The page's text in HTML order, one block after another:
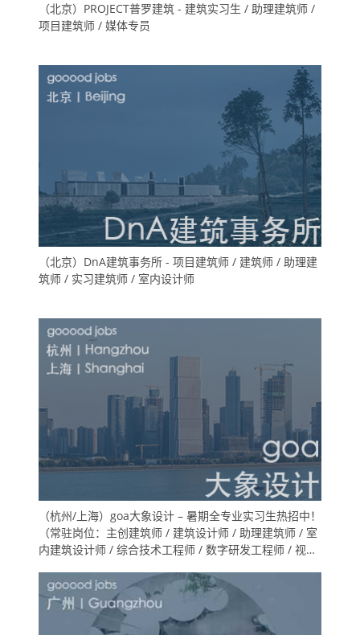
（北京）PROJECT普罗建筑 - 建筑实习生 / 助理建筑师 /
项目建筑师 / 媒体专员
（北京）DnA建筑事务所 - 项目建筑师 / 建筑师 / 助理建
筑师 / 实习建筑师 / 室内设计师
（杭州/上海）goa大象设计 – 暑期全专业实习生热招中！
（常驻岗位：主创建筑师 / 建筑设计师 / 助理建筑师 / 室
内建筑设计师 / 综合技术工程师 / 数字研发工程师 / 视觉